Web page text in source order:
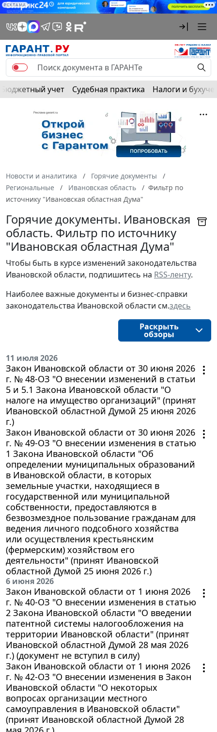
РЕКЛАМА
Бюджетный учет Судебная практика Налоги и
Новости и аналитика
Горячие документы
Региональные
Ивановская область
Фильтр по
источнику "Ивановская областная Дума"
Горячие документы. Ивановская
область. Фильтр по источнику
"Ивановская областная Дума"
Чтобы быть в курсе изменений законодательства
Ивановской области, подпишитесь на RSS-ленту.
Наиболее важные документы и бизнес-справки
законодательства Ивановской области см.здесь
Раскрыть
обзоры
11 июля 2026
Закон Ивановской области от 30 июня 2026
г. № 48-ОЗ "О внесении изменений в статьи
5 и 5.1 Закона Ивановской области "О
налоге на имущество организаций" (принят
Ивановской областной Думой 25 июня 2026
г.)
Закон Ивановской области от 30 июня 2026
г. № 49-ОЗ "О внесении изменения в статью
1 Закона Ивановской области "Об
определении муниципальных образований
в Ивановской области, в которых
земельные участки, находящиеся в
государственной или муниципальной
собственности, предоставляются в
безвозмездное пользование гражданам для
ведения личного подсобного хозяйства
или осуществления крестьянским
(фермерским) хозяйством его
деятельности" (принят Ивановской
областной Думой 25 июня 2026 г.)
6 июня 2026
Закон Ивановской области от 1 июня 2026
г. № 40-ОЗ "О внесении изменения в статью
2 Закона Ивановской области "О введении
патентной системы налогообложения на
территории Ивановской области" (принят
Ивановской областной Думой 28 мая 2026
г.) (документ не вступил в силу)
Закон Ивановской области от 1 июня 2026
г. № 42-ОЗ "О внесении изменения в Закон
Ивановской области "О некоторых
вопросах организации местного
самоуправления в Ивановской области"
(принят Ивановской областной Думой 28